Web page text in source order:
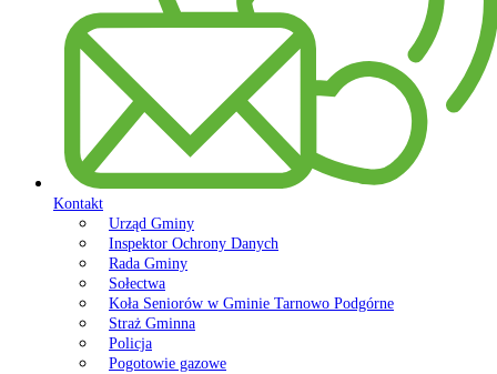
Kontakt
Urząd Gminy
Inspektor Ochrony Danych
Rada Gminy
Sołectwa
Koła Seniorów w Gminie Tarnowo Podgórne
Straż Gminna
Policja
Pogotowie gazowe